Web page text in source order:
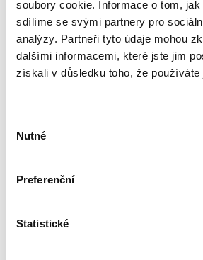
soubory cookie. Informace o tom,
sdílíme se svými partnery pro
analýzy. Partneři tyto údaje mohou
dalšími informacemi, které jste jim
získali v důsledku toho, že používáte
souhlasu
Nutné
Preferenční
Statistické
náklady, nebylo by férové, pokud
výsledku mohli participovat...
Koncept
českém